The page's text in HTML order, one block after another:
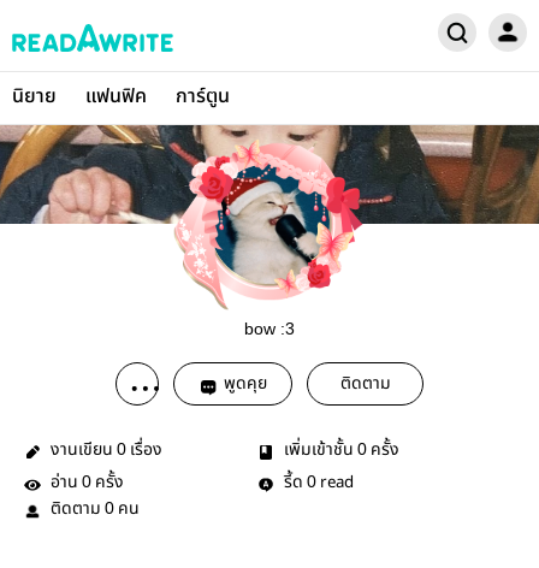
นิยาย แฟนฟิค การ์ตูน
bow :3
พูดคุย ติดตาม
งานเขียน 0 เรื่อง เพิ่มเข้าชั้น 0 ครั้ง
อ่าน 0 ครั้ง รี้ด 0 read
ติดตาม 0 คน